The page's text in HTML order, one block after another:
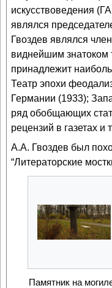
искусствоведения
являлся
Гвоздев являлся
виднейшим знатоком
принадлежит
Театр эпохи
Германии (1933);
ряд обобщающих
рецензий в газетах
А.А. Гвоздев был
“Литераторские
Памятник на